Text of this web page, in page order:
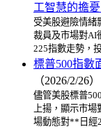
工智慧的擔憂
受美股避險情緒
裁員及市場對AI
225指數走勢，
標普500指數
（2026/2/26）
儘管美股標普
上揚，顯示市
場動態對**日經